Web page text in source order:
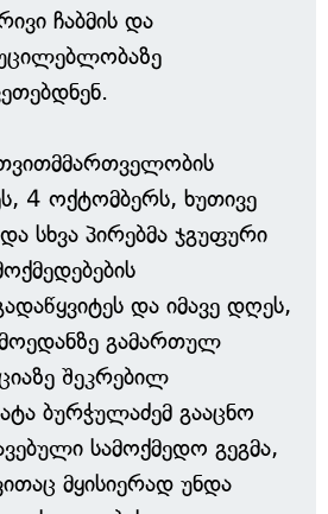
ჩაბმის და
4 ოქტომბერს, ხუთივე
სხვა პირებმა ჯგუფური
და იმავე დღეს,
გამართულ
შეკრებილ
ბურჭულაძემ გააცნო
სამოქმედო გეგმა,
მყისიერად უნდა